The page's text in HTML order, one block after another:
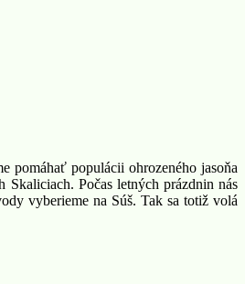
pomáhať populácii ohrozeného jasoňa
Počas letných prázdnin nás
vyberieme na Súš. Tak sa totiž volá